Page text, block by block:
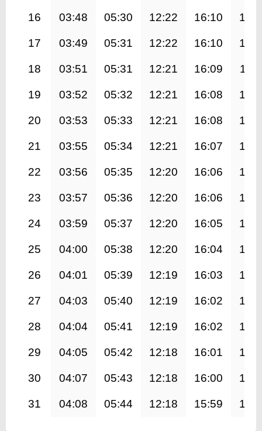
16 03:48 05:30 12:22 16:10
17 03:49 05:31 12:22 16:10
18 03:51 05:31 12:21 16:09
19 03:52 05:32 12:21 16:08
20 03:53 05:33 12:21 16:08
21 03:55 05:34 12:21 16:07
22 03:56 05:35 12:20 16:06
23 03:57 05:36 12:20 16:06
24 03:59 05:37 12:20 16:05
25 04:00 05:38 12:20 16:04
26 04:01 05:39 12:19 16:03
27 04:03 05:40 12:19 16:02
28 04:04 05:41 12:19 16:02
29 04:05 05:42 12:18 16:01
30 04:07 05:43 12:18 16:00
31 04:08 05:44 12:18 15:59